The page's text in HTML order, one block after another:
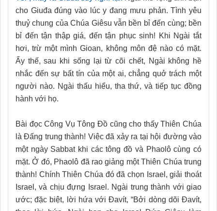
cho Giuđa đúng vào lúc y đang mưu phản. Tình yêu
thuỷ chung của Chúa Giêsu vẫn bền bỉ đến cùng; bền
bỉ đến tận thập giá, đến tận phục sinh! Khi Ngài tắt
hơi, trừ một mình Gioan, không môn đệ nào có mặt.
Ấy thế, sau khi sống lại từ cõi chết, Ngài không hề
nhắc đến sự bất tín của một ai, chẳng quở trách một
người nào. Ngài thấu hiểu, tha thứ, và tiếp tục đồng
hành với họ.
Bài đọc Công Vụ Tông Đồ cũng cho thấy Thiên Chúa
là Đấng trung thành! Việc đã xảy ra tại hội đường vào
một ngày Sabbat khi các tông đồ và Phaolô cùng có
mặt. Ở đó, Phaolô đã rao giảng một Thiên Chúa trung
thành! Chính Thiên Chúa đó đã chọn Israel, giải thoát
Israel, và chịu đựng Israel. Ngài trung thành với giao
ước; đặc biệt, lời hứa với Đavít, “Bởi dòng dõi Đavít,